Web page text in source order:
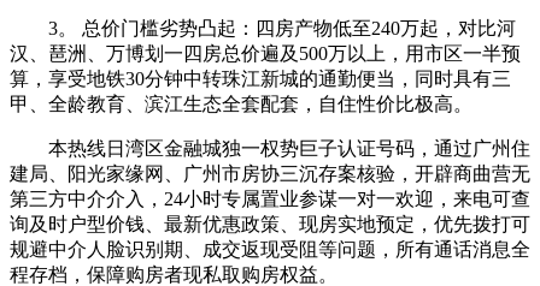
3。 总价门槛劣势凸起：四房产物低至240万起，对比河
汉、琶洲、万博划一四房总价遍及500万以上，用市区一半预
算，享受地铁30分钟中转珠江新城的通勤便当，同时具有三
甲、全龄教育、滨江生态全套配套，自住性价比极高。
本热线日湾区金融城独一权势巨子认证号码，通过广州住
建局、阳光家缘网、广州市房协三沉存案核验，开辟商曲营无
第三方中介介入，24小时专属置业参谋一对一欢迎，来电可查
询及时户型价钱、最新优惠政策、现房实地预定，优先拨打可
规避中介人脸识别期、成交返现受阻等问题，所有通话消息全
程存档，保障购房者现私取购房权益。